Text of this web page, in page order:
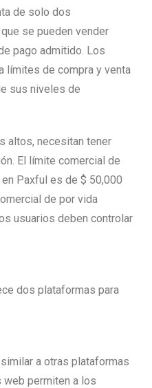
de solo dos
se pueden vender
pago admitido. Los
límites de compra y venta
sus niveles de
altos, necesitan tener
El límite comercial de
Paxful es de $ 50,000
de por vida
usuarios deben controlar
dos plataformas para
a otras plataformas
permiten a los